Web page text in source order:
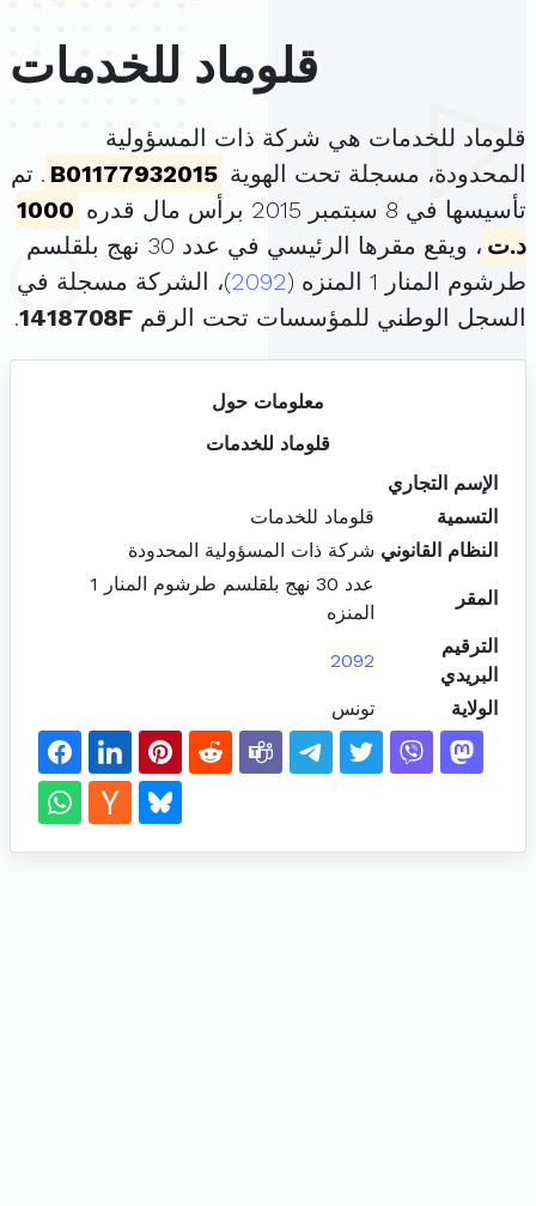
قلوماد للخدمات
قلوماد للخدمات هي شركة ذات المسؤولية
المحدودة، مسجلة تحت الهوية B01177932015 . تم
تأسيسها في 8 سبتمبر 2015 برأس مال قدره
1000
د.ت
، ويقع مقرها الرئيسي في عدد 30 نهج بلقلسم
طرشوم المنار 1 المنزه (
2092)، الشركة مسجلة في
السجل الوطني للمؤسسات تحت الرقم 1418708F
.
معلومات حول
قلوماد للخدمات
الإسم التجاري
التسمية
قلوماد للخدمات
النظام القانوني شركة ذات المسؤولية المحدودة
المقر
عدد 30 نهج بلقلسم طرشوم المنار 1
المنزه
الترقيم
البريدي
2092
الولاية تونس